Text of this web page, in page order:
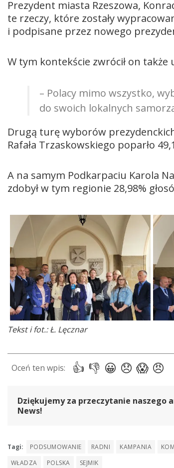
Prezydent miasta Rzeszowa,
te rzeczy, które zostały
i podpisane przez nowego
W tym kontekście zwrócił on
– Polacy mimo wszystko,
do swoich lokalnych
Drugą turę wyborów
Rafała Trzaskowskiego poparło
A na samym Podkarpaciu Karola
zdobył w tym regionie 28,98%
Tekst i fot.: Ł. Lęcznar
Dziękujemy za przeczytanie naszego
News!
Tagi: PODSUMOWANIE RADNI KAMPANIA
WŁADZA
POLSKA SEJMIK